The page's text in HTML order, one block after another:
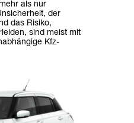
als nur
der
das Risiko,
sind meist mit
Kfz-